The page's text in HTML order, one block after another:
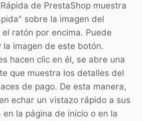
de PrestaShop muestra
sobre la imagen del
ratón por encima. Puede
imagen de este botón.
hacen clic en él, se abre una
que muestra los detalles del
de pago. De esta manera,
echar un vistazo rápido a sus
la página de inicio o en la